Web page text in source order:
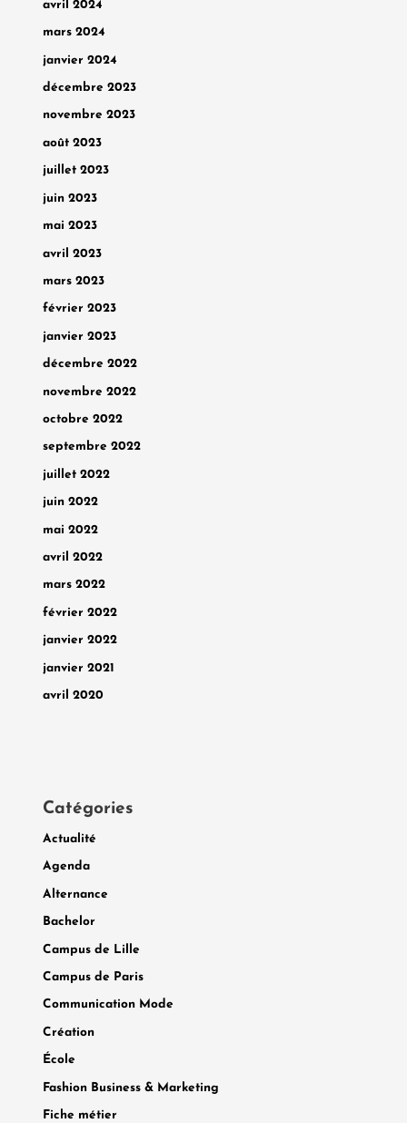
avril 2024
mars 2024
janvier 2024
décembre 2023
novembre 2023
août 2023
juillet 2023
juin 2023
mai 2023
avril 2023
mars 2023
février 2023
janvier 2023
décembre 2022
novembre 2022
octobre 2022
septembre 2022
juillet 2022
juin 2022
mai 2022
avril 2022
mars 2022
février 2022
janvier 2022
janvier 2021
avril 2020
Catégories
Actualité
Agenda
Alternance
Bachelor
Campus de Lille
Campus de Paris
Communication Mode
Création
École
Fashion Business & Marketing
Fiche métier